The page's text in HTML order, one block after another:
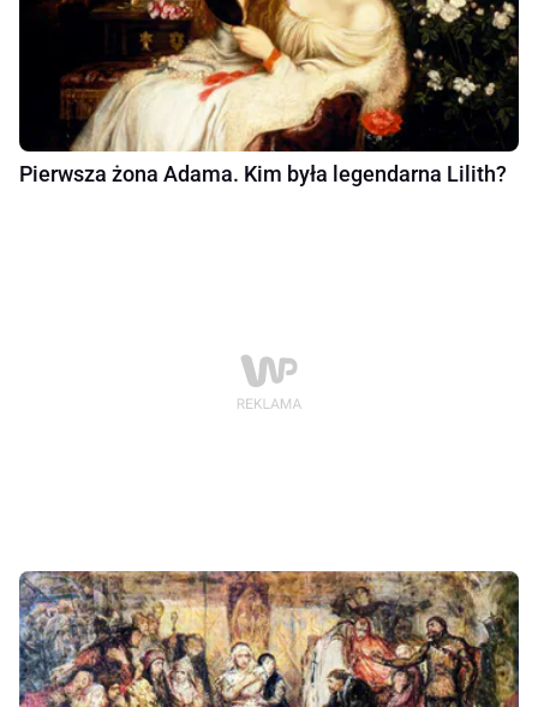
Pierwsza żona Adama. Kim była legendarna Lilith?